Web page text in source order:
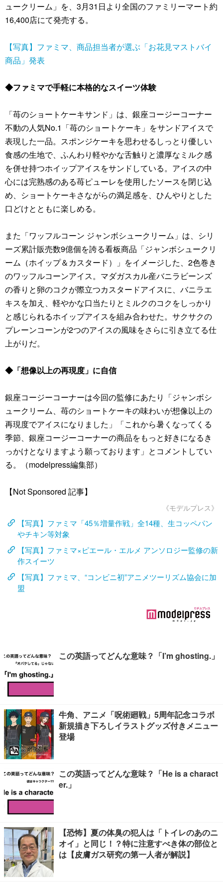
ュークリーム」を、3月31日より全国のファミリーマート約
16,400店にて発売する。
【写真】ファミマ、商品担当者が選ぶ「お花見マストバイ
商品」発表
◆ファミマで手軽に本格的なスイーツ体験
「苺のショートケーキサンド」は、銀座コージーコーナー
不動の人気No.1「苺のショートケーキ」をサンドアイスで
表現した一品。スポンジケーキを思わせるしっとり優しい
食感の生地で、ふんわり軽やかな舌触りと濃厚なミルク感
を併せ持つホイップアイスをサンドしている。アイスの中
心には完熟感のある苺ピューレを使用したソースを閉じ込
め、ショートケーキさながらの満足感を、ひんやりとした
口どけとともに楽しめる。
また「ワッフルコーン ジャンボシュークリーム」は、シリ
ーズ累計販売数9億個を誇る看板商品「ジャンボシュークリ
ーム（ホイップ＆カスタード）」をイメージした、2色巻き
のワッフルコーンアイス。マダガスカル産バニラビーンズ
の香りと卵のコクが際立つカスタードアイスに、バニラエ
キスを加え、軽やかな口当たりとミルクのコクをしっかり
と感じられるホイップアイスを組み合わせた。サクサクの
プレーンコーンが2つのアイスの風味をさらに引き立てる仕
上がりだ。
◆「想像以上の再現度」に自信
銀座コージーコーナーは今回の監修にあたり「ジャンボシ
ュークリーム、苺のショートケーキの味わいが想像以上の
再現度でアイスになりました」「これから暑くなってくる
季節、銀座コージーコーナーの商品をもっと好きになるき
っかけとなりますよう願っております」とコメントしてい
る。（modelpress編集部）
【Not Sponsored 記事】
《モデルプレス》
【写真】ファミマ「45％増量作戦」全14種、生コッペパン
やチキン等対象
【写真】ファミマ×ピエール・エルメ アンソロジー監修の新
作スイーツ
【写真】ファミマ、“コンビニ初”アニメツーリズム協会に加
盟
この英語ってどんな意味？「I’m ghosting.」
牛角、アニメ「呪術廻戦」5周年記念コラボ
新規描き下ろしイラストグッズ付きメニュー
登場
この英語ってどんな意味？「He is a charact
er.」
【恐怖】夏の体臭の犯人は「トイレのあのニ
オイ」と同じ！？特に注意すべき体の部位と
は【皮膚ガス研究の第一人者が解説】